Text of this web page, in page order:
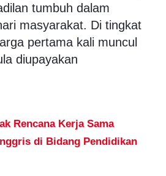
tumbuh dalam
masyarakat. Di tingkat
pertama kali muncul
diupayakan
Rencana Kerja Sama
di Bidang Pendidikan